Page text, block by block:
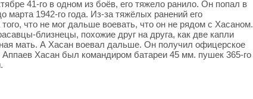
41-го в одном из боёв, его тяжело ранило. Он попал в
марта 1942-го года. Из-за тяжёлых ранений его
что не мог дальше воевать, что он не рядом с Хасаном.
близнецы, похожие друг на друга, как две капли
мать. А Хасан воевал дальше. Он получил офицерское
Аппаев Хасан был командиром батареи 45 мм. пушек 365-го